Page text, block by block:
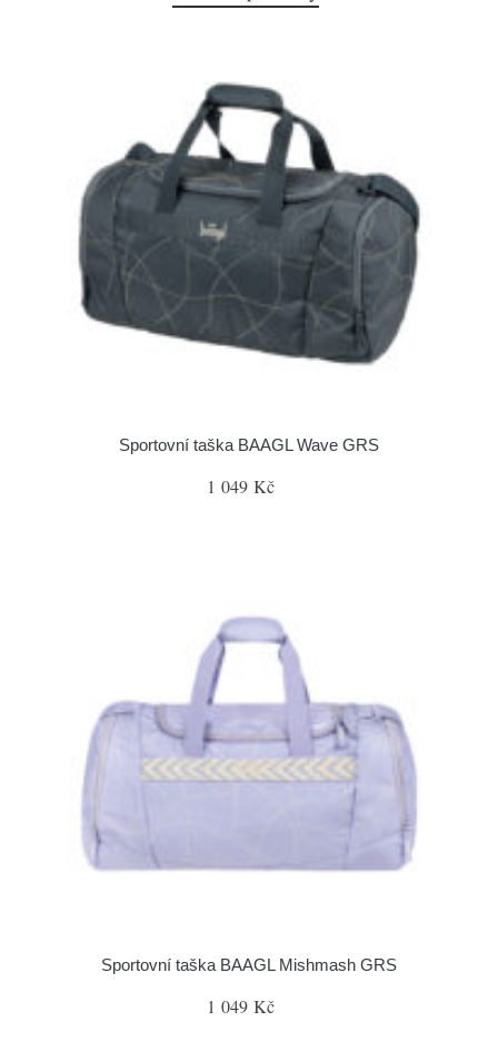
Sportovní taška BAAGL Wave GRS
1 049 Kč
Sportovní taška BAAGL Mishmash GRS
1 049 Kč